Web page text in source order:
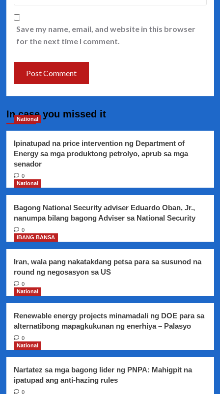
Save my name, email, and website in this browser
for the next time I comment.
In case you missed it
National
Ipinatupad na price intervention ng Department of
Energy sa mga produktong petrolyo, aprub sa mga
senador
0
National
Bagong National Security adviser Eduardo Oban, Jr.,
nanumpa bilang bagong Adviser sa National Security
0
IBANG BANSA
Iran, wala pang nakatakdang petsa para sa susunod na
round ng negosasyon sa US
0
National
Renewable energy projects minamadali ng DOE para sa
alternatibong mapagkukunan ng enerhiya – Palasyo
0
National
Nartatez sa mga bagong lider ng PNPA: Mahigpit na
ipatupad ang anti-hazing rules
0